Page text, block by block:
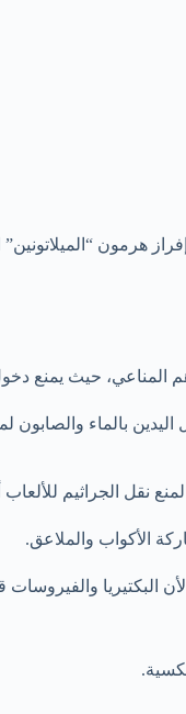
إفراز هرمون
المناعي، حيث يمنع
الجراثيم للألعاب
الأكواب والملاعق.